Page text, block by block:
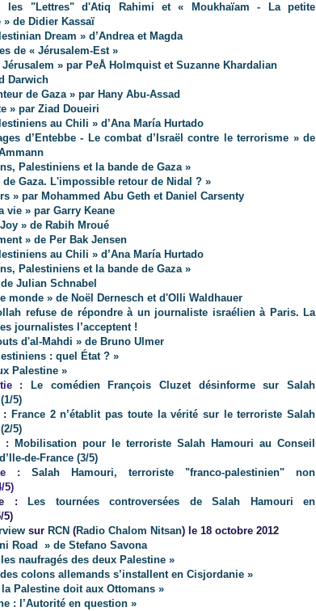
les "Lettres" d'Atiq Rahimi et « Moukhaïam - La petite
» de Didier Kassaï
Dream » d’Andrea et Magda
de « Jérusalem-Est »
Jérusalem » par PeÅ Holmquist et Suzanne Khardalian
Darwich
de Gaza » par Hany Abu-Assad
» par Ziad Doueiri
au Chili » d’Ana María Hurtado
d’Entebbe - Le combat d’Israël contre le terrorisme » de
Palestiniens et la bande de Gaza »
de Gaza. L'impossible retour de Nidal ? »
» par Mohammed Abu Geth et Daniel Carsenty
vie » par Garry Keane
» de Rabih Mroué
» de Per Bak Jensen
au Chili » d’Ana María Hurtado
Palestiniens et la bande de Gaza »
Julian Schnabel
monde » de Noël Dernesch et d'Olli Waldhauer
refuse de répondre à un journaliste israélien à Paris. La
journalistes l’acceptent !
d'al-Mahdi » de Bruno Ulmer
: quel État ? »
Palestine »
:
Le comédien François Cluzet
désinforme sur Salah
5)
:
France 2 n’établit pas toute la vérité sur le terroriste Salah
5)
:
Mobilisation pour le terroriste Salah Hamouri au Conseil
de-France (3/5)
: Salah Hamouri, terroriste "franco-palestinien" non
5)
:
Les tournées controversées de Salah Hamouri en
5)
sur RCN (Radio Chalom Nitsan) le 18 octobre 2012
Road » de Stefano Savona
naufragés des deux Palestine »
colons allemands s’installent en Cisjordanie »
la Palestine doit aux Ottomans »
: l’Autorité en question »